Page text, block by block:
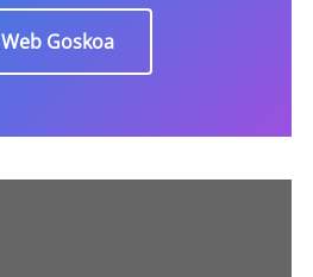
Web Goskoa